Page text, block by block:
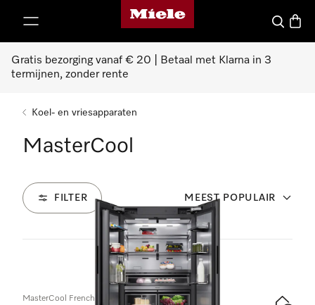
Homepage van Miele
Wat zoek
Gratis bezorging vanaf € 20 | Betaal met Klarna in 3
termijnen, zonder rente
Koel- en vriesapparaten
MasterCool
FILTER MEEST POPULAIR
8 Producten
MasterCool FrenchDoor